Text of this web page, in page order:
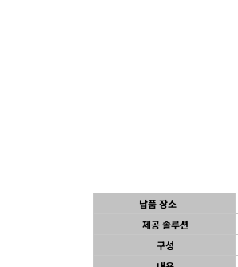
납품 장소
제공 솔루션
구성